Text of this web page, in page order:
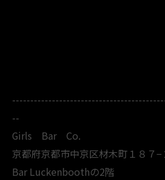
--
Girls Bar Co.
京都府京都市中京区材木町１８７−
Bar Luckenboothの2階